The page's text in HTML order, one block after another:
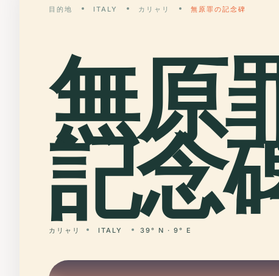
目的地 ITALY カリャリ 無原罪の記念碑
無原
記念
カリャリ ITALY 39° N · 9° E